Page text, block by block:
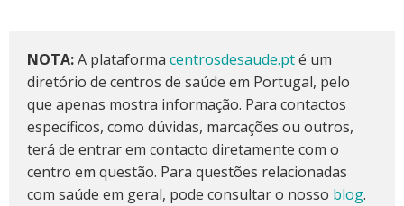
NOTA:A plataforma centrosdesaude.pté um
diretório de centros de saúde em Portugal, pelo
que apenas mostra informação. Para contactos
específicos, como dúvidas, marcações ou outros,
terá de entrar em contacto diretamente com o
centro em questão. Para questões relacionadas
com saúde em geral, pode consultar o nosso blog.